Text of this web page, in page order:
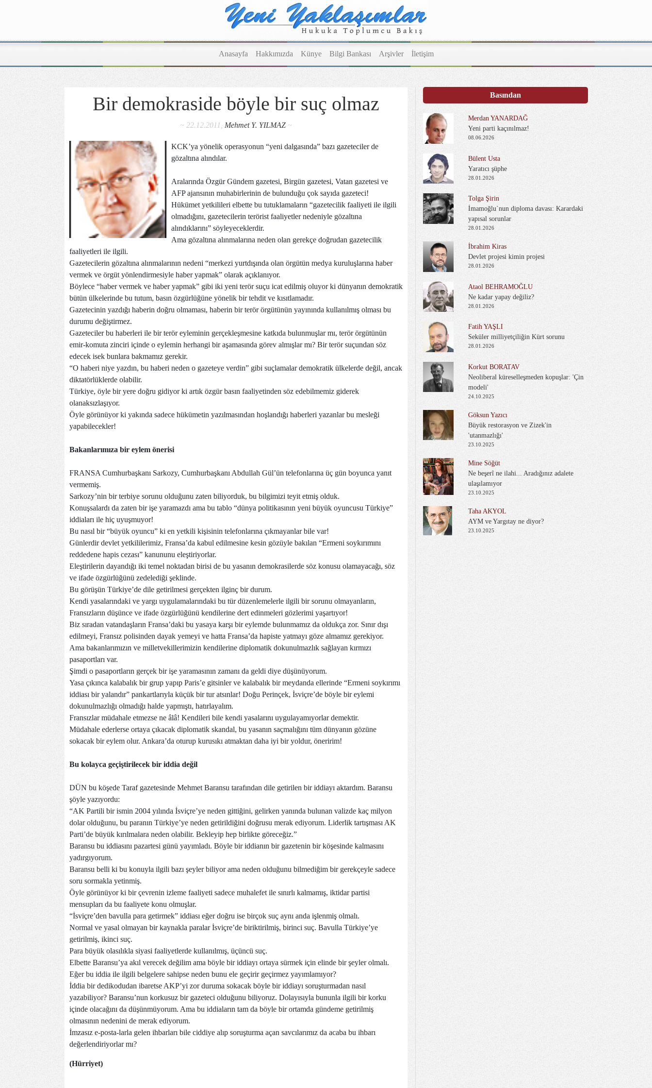
Anasayfa Hakkımızda Künye Bilgi Bankası Arşivler İletişim
Bir demokraside böyle bir suç olmaz
~ 22.12.2011, Mehmet Y. YILMAZ ~
KCK’ya yönelik operasyonun “yeni dalgasında” bazı gazeteciler de
gözaltına alındılar.
Aralarında Özgür Gündem gazetesi, Birgün gazetesi, Vatan gazetesi ve
AFP ajansının muhabirlerinin de bulunduğu çok sayıda gazeteci!
Hükümet yetkilileri elbette bu tutuklamaların “gazetecilik faaliyeti ile ilgili
olmadığını, gazetecilerin terörist faaliyetler nedeniyle gözaltına
alındıklarını” söyleyeceklerdir.
Ama gözaltına alınmalarına neden olan gerekçe doğrudan gazetecilik
faaliyetleri ile ilgili.
Gazetecilerin gözaltına alınmalarının nedeni “merkezi yurtdışında olan örgütün medya kuruluşlarına haber
vermek ve örgüt yönlendirmesiyle haber yapmak” olarak açıklanıyor.
Böylece “haber vermek ve haber yapmak” gibi iki yeni terör suçu icat edilmiş oluyor ki dünyanın demokratik
bütün ülkelerinde bu tutum, basın özgürlüğüne yönelik bir tehdit ve kısıtlamadır.
Gazetecinin yazdığı haberin doğru olmaması, haberin bir terör örgütünün yayınında kullanılmış olması bu
durumu değiştirmez.
Gazeteciler bu haberleri ile bir terör eyleminin gerçekleşmesine katkıda bulunmuşlar mı, terör örgütünün
emir-komuta zinciri içinde o eylemin herhangi bir aşamasında görev almışlar mı? Bir terör suçundan söz
edecek isek bunlara bakmamız gerekir.
“O haberi niye yazdın, bu haberi neden o gazeteye verdin” gibi suçlamalar demokratik ülkelerde değil, ancak
diktatörlüklerde olabilir.
Türkiye, öyle bir yere doğru gidiyor ki artık özgür basın faaliyetinden söz edebilmemiz giderek
olanaksızlaşıyor.
Öyle görünüyor ki yakında sadece hükümetin yazılmasından hoşlandığı haberleri yazanlar bu mesleği
yapabilecekler!
Bakanlarımıza bir eylem önerisi
FRANSA Cumhurbaşkanı Sarkozy, Cumhurbaşkanı Abdullah Gül’ün telefonlarına üç gün boyunca yanıt
vermemiş.
Sarkozy’nin bir terbiye sorunu olduğunu zaten biliyorduk, bu bilgimizi teyit etmiş olduk.
Konuşsalardı da zaten bir işe yaramazdı ama bu tablo “dünya politikasının yeni büyük oyuncusu Türkiye”
iddiaları ile hiç uyuşmuyor!
Bu nasıl bir “büyük oyuncu” ki en yetkili kişisinin telefonlarına çıkmayanlar bile var!
Günlerdir devlet yetkililerimiz, Fransa’da kabul edilmesine kesin gözüyle bakılan “Ermeni soykırımını
reddedene hapis cezası” kanununu eleştiriyorlar.
Eleştirilerin dayandığı iki temel noktadan birisi de bu yasanın demokrasilerde söz konusu olamayacağı, söz
ve ifade özgürlüğünü zedelediği şeklinde.
Bu görüşün Türkiye’de dile getirilmesi gerçekten ilginç bir durum.
Kendi yasalarındaki ve yargı uygulamalarındaki bu tür düzenlemelerle ilgili bir sorunu olmayanların,
Fransızların düşünce ve ifade özgürlüğünü kendilerine dert edinmeleri gözlerimi yaşartıyor!
Biz sıradan vatandaşların Fransa’daki bu yasaya karşı bir eylemde bulunmamız da oldukça zor. Sınır dışı
edilmeyi, Fransız polisinden dayak yemeyi ve hatta Fransa’da hapiste yatmayı göze almamız gerekiyor.
Ama bakanlarımızın ve milletvekillerimizin kendilerine diplomatik dokunulmazlık sağlayan kırmızı
pasaportları var.
Şimdi o pasaportların gerçek bir işe yaramasının zamanı da geldi diye düşünüyorum.
Yasa çıkınca kalabalık bir grup yapıp Paris’e gitsinler ve kalabalık bir meydanda ellerinde “Ermeni soykırımı
iddiası bir yalandır” pankartlarıyla küçük bir tur atsınlar! Doğu Perinçek, İsviçre’de böyle bir eylemi
dokunulmazlığı olmadığı halde yapmıştı, hatırlayalım.
Fransızlar müdahale etmezse ne âlâ! Kendileri bile kendi yasalarını uygulayamıyorlar demektir.
Müdahale ederlerse ortaya çıkacak diplomatik skandal, bu yasanın saçmalığını tüm dünyanın gözüne
sokacak bir eylem olur. Ankara’da oturup kurusıkı atmaktan daha iyi bir yoldur, öneririm!
Bu kolayca geçiştirilecek bir iddia değil
DÜN bu köşede Taraf gazetesinde Mehmet Baransu tarafından dile getirilen bir iddiayı aktardım. Baransu
şöyle yazıyordu:
“AK Partili bir ismin 2004 yılında İsviçre’ye neden gittiğini, gelirken yanında bulunan valizde kaç milyon
dolar olduğunu, bu paranın Türkiye’ye neden getirildiğini doğrusu merak ediyorum. Liderlik tartışması AK
Parti’de büyük kırılmalara neden olabilir. Bekleyip hep birlikte göreceğiz.”
Baransu bu iddiasını pazartesi günü yayımladı. Böyle bir iddianın bir gazetenin bir köşesinde kalmasını
yadırgıyorum.
Baransu belli ki bu konuyla ilgili bazı şeyler biliyor ama neden olduğunu bilmediğim bir gerekçeyle sadece
soru sormakla yetinmiş.
Öyle görünüyor ki bir çevrenin izleme faaliyeti sadece muhalefet ile sınırlı kalmamış, iktidar partisi
mensupları da bu faaliyete konu olmuşlar.
“İsviçre’den bavulla para getirmek” iddiası eğer doğru ise birçok suç aynı anda işlenmiş olmalı.
Normal ve yasal olmayan bir kaynakla paralar İsviçre’de biriktirilmiş, birinci suç. Bavulla Türkiye’ye
getirilmiş, ikinci suç.
Para büyük olasılıkla siyasi faaliyetlerde kullanılmış, üçüncü suç.
Elbette Baransu’ya akıl verecek değilim ama böyle bir iddiayı ortaya sürmek için elinde bir şeyler olmalı.
Eğer bu iddia ile ilgili belgelere sahipse neden bunu ele geçirir geçirmez yayımlamıyor?
İddia bir dedikodudan ibaretse AKP’yi zor duruma sokacak böyle bir iddiayı soruşturmadan nasıl
yazabiliyor? Baransu’nun korkusuz bir gazeteci olduğunu biliyoruz. Dolayısıyla bununla ilgili bir korku
içinde olacağını da düşünmüyorum. Ama bu iddiaların tam da böyle bir ortamda gündeme getirilmiş
olmasının nedenini de merak ediyorum.
İmzasız e-posta-larla gelen ihbarları bile ciddiye alıp soruşturma açan savcılarımız da acaba bu ihbarı
değerlendiriyorlar mı?
(Hürriyet)
Basından
Merdan YANARDAĞ
Yeni parti kaçınılmaz!
08.06.2026
Bülent Usta
Yaratıcı şüphe
28.01.2026
Tolga Şirin
İmamoğlu`nun diploma davası: Karardaki
yapısal sorunlar
28.01.2026
İbrahim Kiras
Devlet projesi kimin projesi
28.01.2026
Ataol BEHRAMOĞLU
Ne kadar yapay değiliz?
28.01.2026
Fatih YAŞLI
Seküler milliyetçiliğin Kürt sorunu
28.01.2026
Korkut BORATAV
Neoliberal küreselleşmeden kopuşlar: 'Çin
modeli'
24.10.2025
Göksun Yazıcı
Büyük restorasyon ve Zizek'in
'utanmazlığı'
23.10.2025
Mine Söğüt
Ne beşerî ne ilahi... Aradığınız adalete
ulaşılamıyor
23.10.2025
Taha AKYOL
AYM ve Yargıtay ne diyor?
23.10.2025